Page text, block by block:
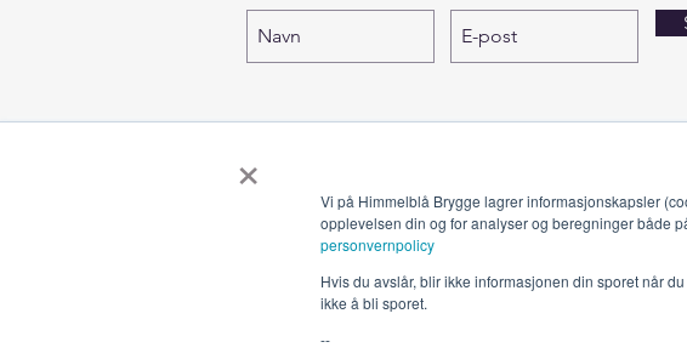
×
Vi på Himmelblå Brygge lagrer informasjonskapsler
opplevelsen din og for analyser og beregninger både
personvernpolicy
Hvis du avslår, blir ikke informasjonen din sporet når
ikke å bli sporet.
--